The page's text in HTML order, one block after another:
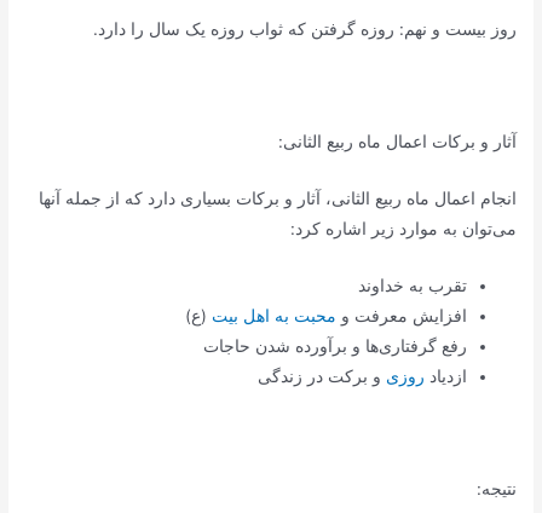
روز بیست و نهم: روزه گرفتن که ثواب روزه یک سال را دارد.
آثار و برکات اعمال ماه ربیع الثانی:
انجام اعمال ماه ربیع الثانی، آثار و برکات بسیاری دارد که از جمله آنها
می‌توان به موارد زیر اشاره کرد:
تقرب به خداوند
افزایش معرفت و محبت به اهل بیت (ع)
رفع گرفتاری‌ها و برآورده شدن حاجات
ازدیاد روزی و برکت در زندگی
نتیجه: